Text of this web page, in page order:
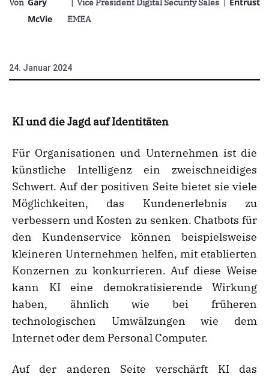
McVie
EMEA
24. Januar 2024
KI und die Jagd auf Identitäten
Für Organisationen und Unternehmen ist die
künstliche Intelligenz ein zweischneidiges
Schwert. Auf der positiven Seite bietet sie viele
Möglichkeiten, das Kundenerlebnis zu
verbessern und Kosten zu senken. Chatbots für
den Kundenservice können beispielsweise
kleineren Unternehmen helfen, mit etablierten
Konzernen zu konkurrieren. Auf diese Weise
kann KI eine demokratisierende Wirkung
haben, ähnlich wie bei früheren
technologischen Umwälzungen wie dem
Internet oder dem Personal Computer.
Auf der anderen Seite verschärft KI das